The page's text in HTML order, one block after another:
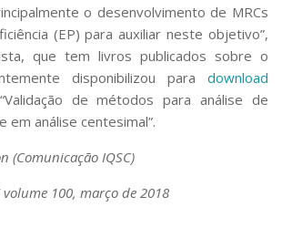
o desenvolvimento de MRCs
(EP) para auxiliar neste objetivo”,
que tem livros publicados sobre o
disponibilizou para download
de métodos para análise de
em análise centesimal”.
(Comunicação IQSC)
volume 100, março de 2018